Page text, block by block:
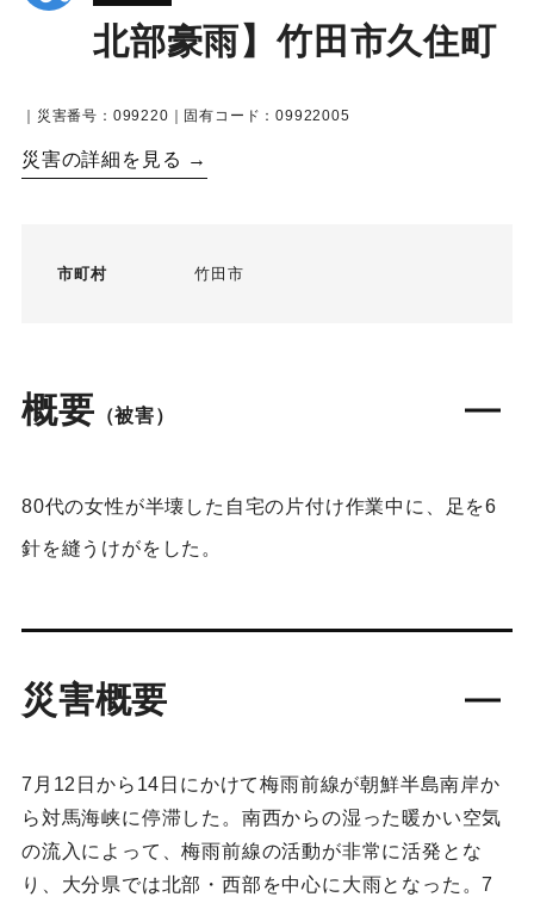
北部豪雨】竹田市久住町
｜災害番号：099220｜固有コード：09922005
災害の詳細を見る →
市町村 竹田市
概要 （被害）
80代の女性が半壊した自宅の片付け作業中に、足を6
針を縫うけがをした。
災害概要
7月12日から14日にかけて梅雨前線が朝鮮半島南岸か
ら対馬海峡に停滞した。南西からの湿った暖かい空気
の流入によって、梅雨前線の活動が非常に活発とな
り、大分県では北部・西部を中心に大雨となった。7